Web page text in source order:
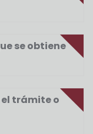
se obtiene
el trámite o